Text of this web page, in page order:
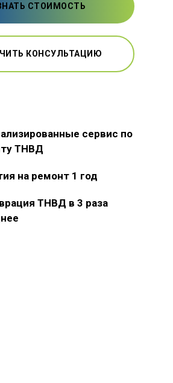
СТОИМОСТЬ
КОНСУЛЬТАЦИЮ
сервис по
ТНВД
на ремонт 1 год
ТНВД в 3 раза